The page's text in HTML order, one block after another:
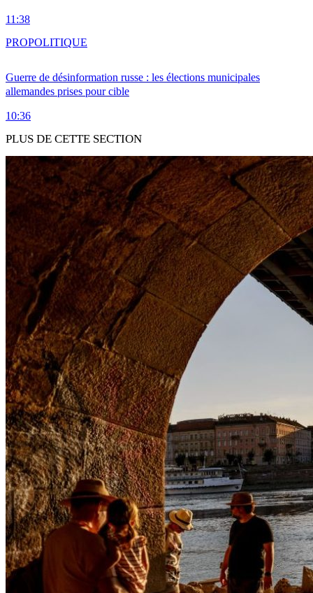
11:38
Guerre de désinformation russe : les élections municipales
allemandes prises pour cible
10:36
PROPOLITIQUE
PLUS DE CETTE SECTION